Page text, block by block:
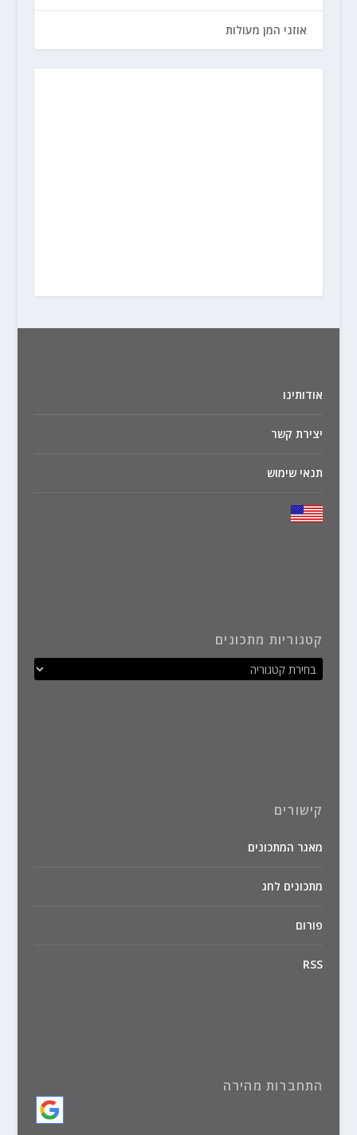
אוזני המן מעולות
אודותינו
יצירת קשר
תנאי שימוש
קטגוריות מתכונים
קישורים
מאגר המתכונים
מתכונים לחג
פורום
RSS
התחברות מהירה